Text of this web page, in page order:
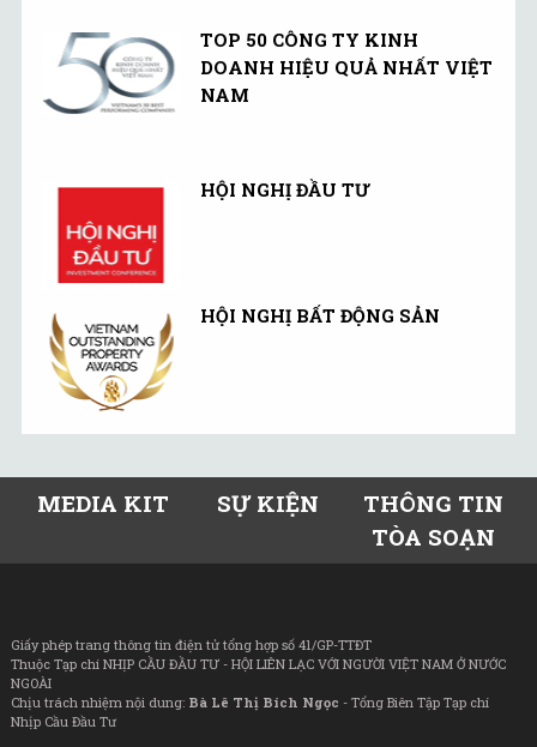
TOP 50 CÔNG TY KINH
DOANH HIỆU QUẢ NHẤT VIỆT
NAM
HỘI NGHỊ ĐẦU TƯ
HỘI NGHỊ BẤT ĐỘNG SẢN
MEDIA KIT SỰ KIỆN
THÔNG TIN
TÒA SOẠN
Giấy phép trang thông tin điện tử tổng hợp số 41/GP-TTĐT
Thuộc Tạp chí NHỊP CẦU ĐẦU TƯ - HỘI LIÊN LẠC VỚI NGƯỜI VIỆT NAM Ở NƯỚC
NGOÀI
Chịu trách nhiệm nội dung: Bà Lê Thị Bích Ngọc - Tổng Biên Tập Tạp chí
Nhịp Cầu Đầu Tư